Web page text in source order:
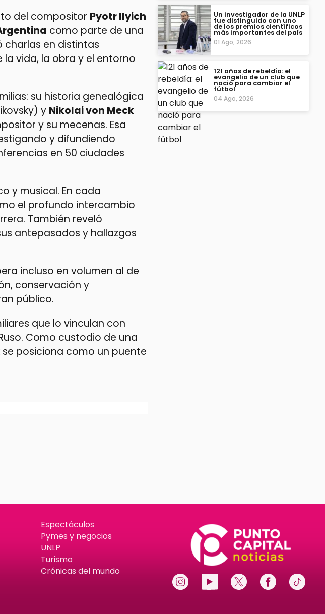
del compositor Pyotr Ilyich
como parte de una
charlas en distintas
vida, la obra y el entorno
su historia genealógica
y Nikolai von Meck
y su mecenas. Esa
y difundiendo
en 50 ciudades
y musical. En cada
el profundo intercambio
También reveló
antepasados y hallazgos
incluso en volumen al de
conservación y
público.
que lo vinculan con
Como custodio de una
se posiciona como un puente
Un investigador de la UNLP
fue distinguido con uno
de los premios científicos
más importantes del país
01 Ago, 2026
121 años de rebeldía: el
evangelio de un club que
nació para cambiar el
fútbol
04 Ago, 2026
Espectáculos
Pymes y negocios
UNLP
Turismo
Crónicas del mundo